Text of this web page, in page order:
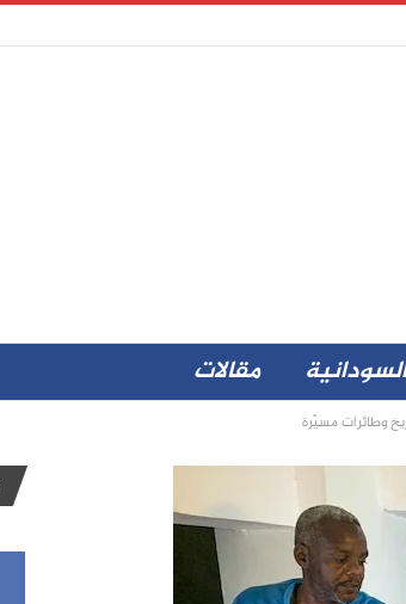
مقالات
وطائرات مسيّرة